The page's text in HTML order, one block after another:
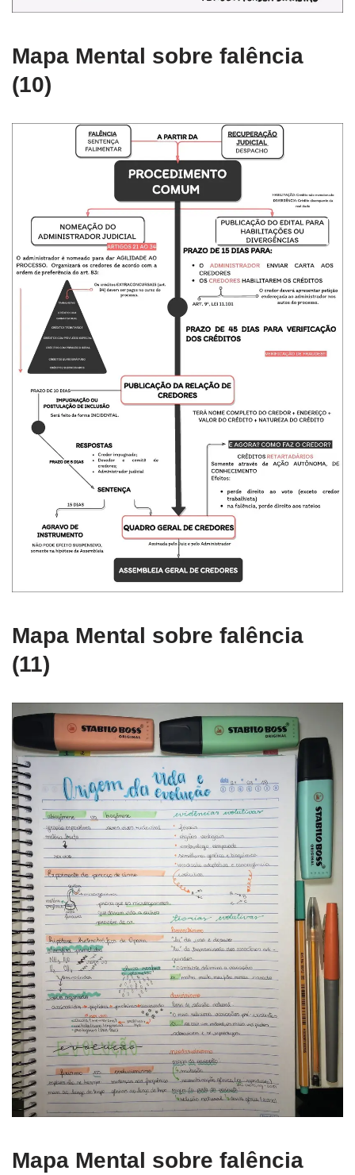
Mapa Mental sobre falência
(10)
Mapa Mental sobre falência
(11)
Mapa Mental sobre falência